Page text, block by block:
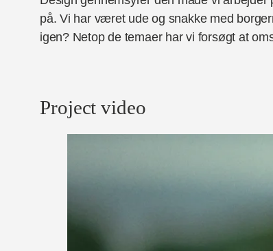
på. Vi har været ude og snakke med
igen? Netop de temaer har vi forsøgt at
Project video